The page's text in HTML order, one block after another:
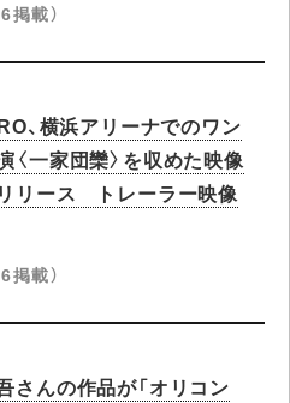
載）
、横浜アリーナでのワン
〈一家団欒〉を収めた映像
リース トレーラー映像
載）
さんの作品が「オリコン